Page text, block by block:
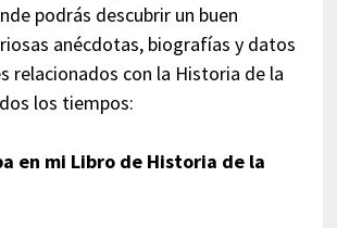
podrás descubrir un buen
anécdotas, biografías y datos
relacionados con la Historia de la
los tiempos:
en mi Libro de Historia de la